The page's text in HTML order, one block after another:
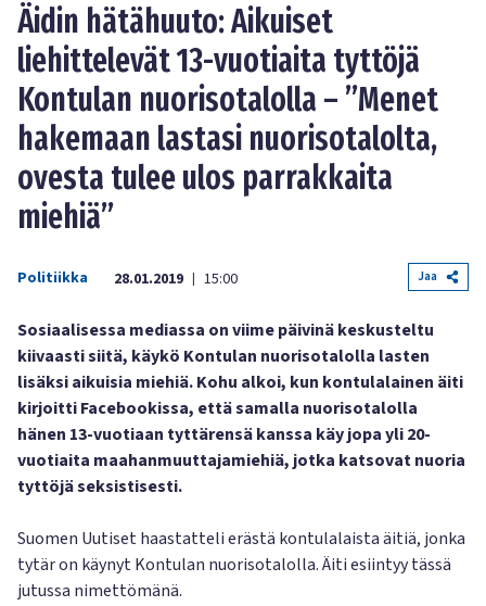
Äidin hätähuuto: Aikuiset
liehittelevät 13-vuotiaita tyttöjä
Kontulan nuorisotalolla – ”Menet
hakemaan lastasi nuorisotalolta,
ovesta tulee ulos parrakkaita
miehiä”
Politiikka 28.01.2019 | 15:00 Jaa
Sosiaalisessa mediassa on viime päivinä keskusteltu
kiivaasti siitä, käykö Kontulan nuorisotalolla lasten
lisäksi aikuisia miehiä. Kohu alkoi, kun kontulalainen äiti
kirjoitti Facebookissa, että samalla nuorisotalolla
hänen 13-vuotiaan tyttärensä kanssa käy jopa yli 20-
vuotiaita maahanmuuttajamiehiä, jotka katsovat nuoria
tyttöjä seksistisesti.
Suomen Uutiset haastatteli erästä kontulalaista äitiä, jonka
tytär on käynyt Kontulan nuorisotalolla. Äiti esiintyy tässä
jutussa nimettömänä.